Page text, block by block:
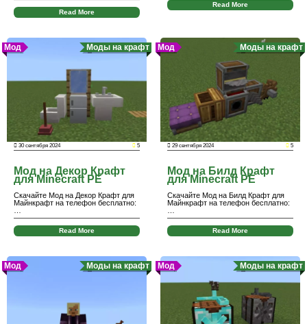
Read More
Read More
Мод Моды на крафт
30 сентября 2024 5
Мод на Декор Крафт
для Minecraft PE
Скачайте Мод на Декор Крафт для
Майнкрафт на телефон бесплатно:
Read More
Мод Моды на крафт
29 сентября 2024 5
Мод на Билд Крафт
для Minecraft PE
Скачайте Мод на Билд Крафт для
Майнкрафт на телефон бесплатно:
Read More
Мод Моды на крафт Мод Моды на крафт